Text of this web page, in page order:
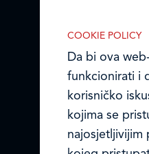
Obavijest o Privatnosti i
Privacy notice and
© LEDO plus d.o.o. 2026.
COOKIE POLICY
Da bi ova
funkcionirati i
korisničko
kojima se
najosjetljivijim
Nužni
Nužni kolačići
stranica ne
a isključiti ih